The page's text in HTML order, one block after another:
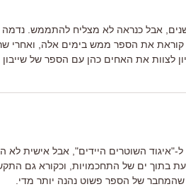
אבל כנראה לא מצליח להתממש. נדמה
ל-"איגוד השוטרים היידים", אבל אישית
בתוך ים של התחכמויות, וכקורא גם
של הספר פשוט נהנה יותר מדי.